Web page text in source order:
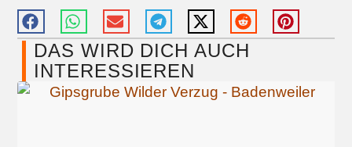
DAS WIRD DICH AUCH
INTERESSIEREN​